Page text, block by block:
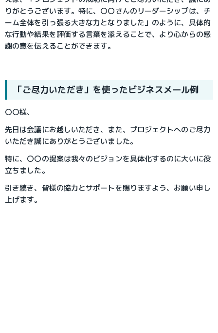
りがとうございます。特に、〇〇さんのリーダーシップは、チ
ーム全体を引っ張る大きな力となりました」のように、具体的
な行動や結果を評価する言葉を添えることで、より心からの感
謝の意を伝えることができます。
「ご尽力いただき」を使ったビジネスメール例
〇〇様、
先日は会議にお越しいただき、また、プロジェクトへのご尽力
いただき誠にありがとうございました。
特に、〇〇の提案は我々のビジョンを具体化するのに大いに役
立ちました。
引き続き、皆様の協力とサポートを賜りますよう、お願い申し
上げます。